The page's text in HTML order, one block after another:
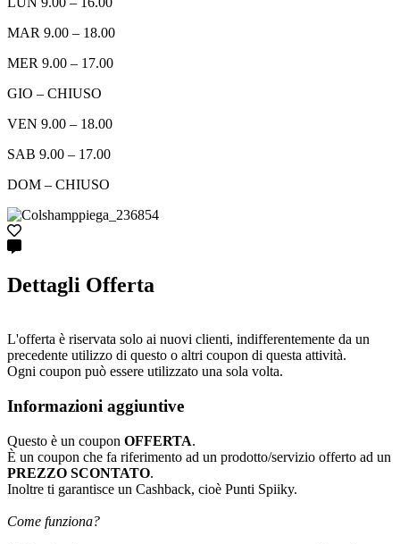
MAR 9.00 – 18.00
MER 9.00 – 17.00
GIO – CHIUSO
VEN 9.00 – 18.00
SAB 9.00 – 17.00
DOM – CHIUSO
Dettagli Offerta
L'offerta è riservata solo ai nuovi clienti, indifferentemente da un
precedente utilizzo di questo o altri coupon di questa attività.
Ogni coupon può essere utilizzato una sola volta.
Informazioni aggiuntive
Questo è un coupon OFFERTA.
È un coupon che fa riferimento ad un prodotto/servizio offerto ad un
PREZZO SCONTATO.
Inoltre ti garantisce un Cashback, cioè Punti Spiiky.
Come funziona?